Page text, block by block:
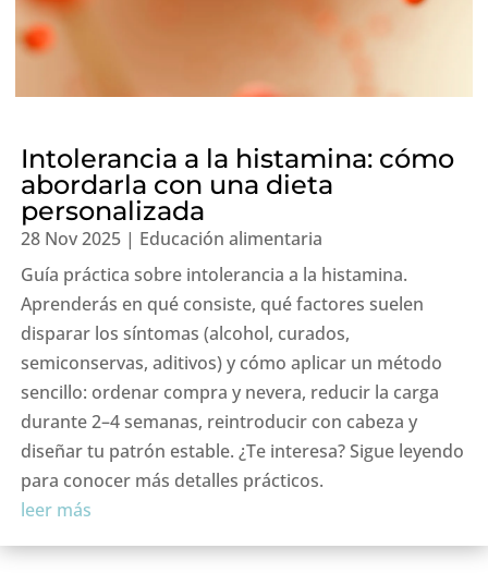
Intolerancia a la histamina: cómo
abordarla con una dieta
personalizada
28 Nov 2025 | Educación alimentaria
Guía práctica sobre intolerancia a la histamina.
Aprenderás en qué consiste, qué factores suelen
disparar los síntomas (alcohol, curados,
semiconservas, aditivos) y cómo aplicar un método
sencillo: ordenar compra y nevera, reducir la carga
durante 2–4 semanas, reintroducir con cabeza y
diseñar tu patrón estable. ¿Te interesa? Sigue leyendo
para conocer más detalles prácticos.
leer más